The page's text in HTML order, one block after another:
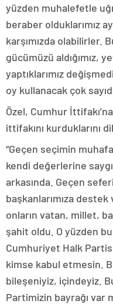
yüzden muhalefetle
beraber olduklarımız
karşımızda olabilirler.
gücümüzü aldığımız,
yaptıklarımız
oy kullanacak çok
Özel, Cumhur
ittifakını kurduklarını
“Geçen seçimin
kendi değerlerine
arkasında. Geçen
başkanlarımıza
onların vatan, millet,
şahit oldu. O yüzden
Cumhuriyet Halk
kimse kabul etmesin.
bileşeniyiz, içindeyiz.
Partimizin bayrağı var